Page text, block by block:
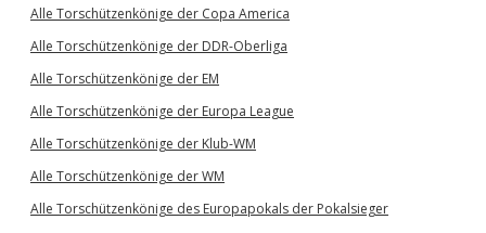
Alle Torschützenkönige der Copa America
Alle Torschützenkönige der DDR-Oberliga
Alle Torschützenkönige der EM
Alle Torschützenkönige der Europa League
Alle Torschützenkönige der Klub-WM
Alle Torschützenkönige der WM
Alle Torschützenkönige des Europapokals der Pokalsieger